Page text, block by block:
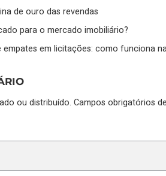
de ouro das revendas
para o mercado imobiliário?
empates em licitações: como funciona
ou distribuído. Campos obrigatórios